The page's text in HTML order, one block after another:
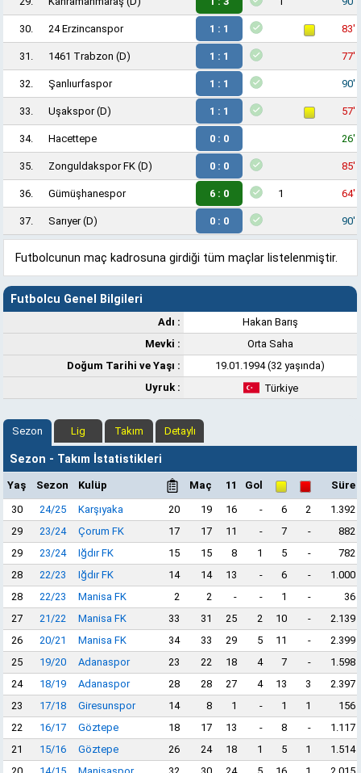
30. 24 Erzincanspor 1 : 1 83'
31. 1461 Trabzon (D) 1 : 1 77'
32. Şanlıurfaspor 1 : 1 90'
33. Uşakspor(D) 1 : 1 57'
34. Hacettepe 0 : 0 26'
35. Zonguldakspor FK (D) 0 : 0 85'
36. Gümüşhanespor 6 : 0 1 64'
37. Sarıyer(D) 0 : 0 90'
Futbolcunun maç kadrosuna girdiği tüm maçlar listelenmiştir.
Futbolcu Genel Bilgileri
Adı :
Hakan Barış
Mevki :
Orta Saha
Doğum Tarihi ve Yaşı :
19.01.1994 (32 yaşında)
Uyruk :
Türkiye
Sezon Lig Takım Detaylı
Sezon - Takım İstatistikleri
Yaş Sezon Kulüp Maç 11 Gol
Süre
30
24/25 Karşıyaka 20 19 16 - 6 2
1.392
29
23/24 Çorum FK 17 17 11 - 7 -
882
29
23/24 Iğdır FK 15 15 8 1 5 -
782
28
22/23 Iğdır FK 14 14 13 - 6 -
1.000
28
22/23 Manisa FK 2 2 - - 1 -
36
27
21/22 Manisa FK 33 31 25 2 10 -
2.139
26
20/21 Manisa FK 34 33 29 5 11 -
2.399
25
19/20 Adanaspor 23 22 18 4 7 -
1.598
24
18/19 Adanaspor 28 28 27 4 13 3
2.397
23
17/18 Giresunspor 14 8 1 - 1 1
156
22
16/17 Göztepe 18 17 13 - 8 -
1.117
21
15/16 Göztepe 26 24 18 1 5 1
1.514